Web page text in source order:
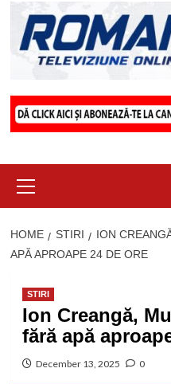
Menu
HOME STIRI
ION
APĂ APROAPE 24 DE ORE
STIRI
Ion Creangă,
fără apă
December 13, 2025 0